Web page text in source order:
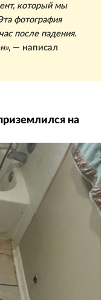
который мы
фотография
после падения.
, — написал
на